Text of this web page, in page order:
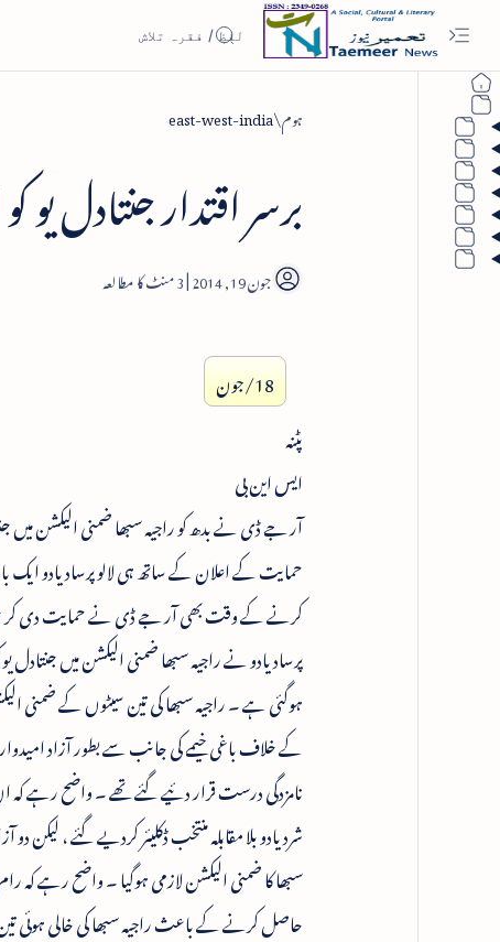
ہوم east-west-india
برسر اقتدار جنتادل
3
18/جون
پٹنہ
ایس این بی
آر جے ڈی نے بدھ کو راجیہ سبھا ضمنی الیکشن
حمایت کے اعلان کے ساتھ ہی لالو پرساد یادو
کرنے کے وقت بھی آر جے ڈی نے حمایت دی کر
پرساد یادو نے راجیہ سبھا ضمنی الیکشن میں
ہوگئی ہے ۔ راجیہ سبھا کی تین سیٹوں کے ضمنی
کے خلاف باغی خیمے کی جانب سے بطور آزاد
نامزدگی درست قرار دئیے گئے تھے ۔ واضح رہے کہ
سبھا کا ضمنی الیکشن لازمی ہوگیا ۔ واضح رہے کہ